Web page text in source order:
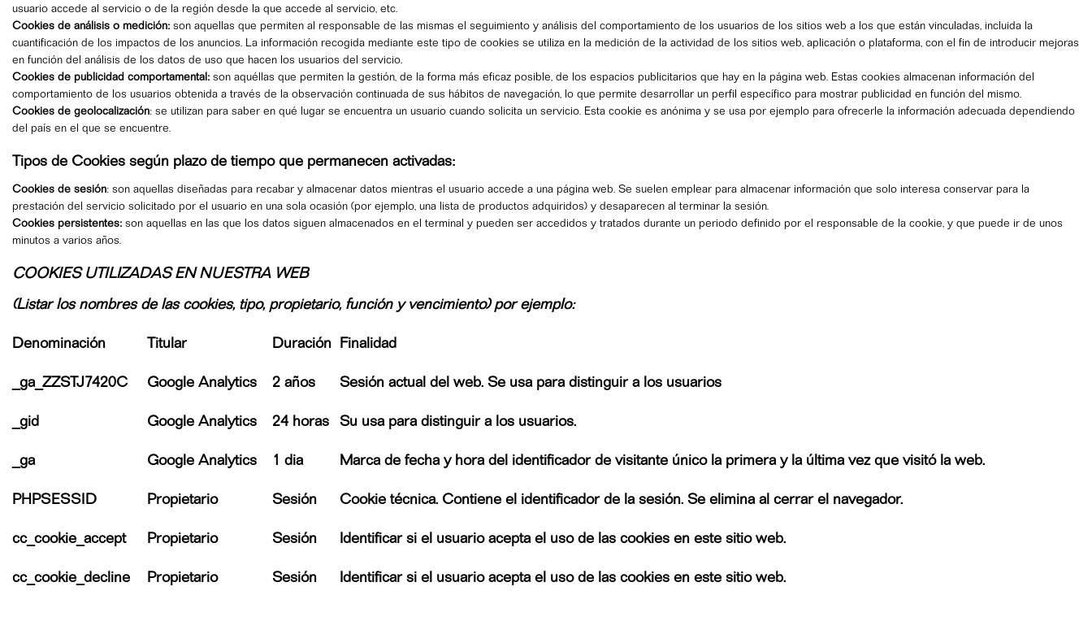
usuario accede al servicio o de la región desde la que accede al servicio, etc.
Cookies de análisis o medición: son aquellas que permiten al responsable de las mismas el seguimiento y análisis del comportamiento de los usuarios de los sitios web a los que están vinculadas, incluida la
cuantificación de los impactos de los anuncios. La información recogida mediante este tipo de cookies se utiliza en la medición de la actividad de los sitios web, aplicación o plataforma, con el fin de introducir mejoras
en función del análisis de los datos de uso que hacen los usuarios del servicio.
Cookies de publicidad comportamental: son aquéllas que permiten la gestión, de la forma más eficaz posible, de los espacios publicitarios que hay en la página web. Estas cookies almacenan información del
comportamiento de los usuarios obtenida a través de la observación continuada de sus hábitos de navegación, lo que permite desarrollar un perfil específico para mostrar publicidad en función del mismo.
Cookies de geolocalización: se utilizan para saber en qué lugar se encuentra un usuario cuando solicita un servicio. Esta cookie es anónima y se usa por ejemplo para ofrecerle la información adecuada dependiendo
del país en el que se encuentre.
Tipos de Cookies según plazo de tiempo que permanecen activadas:
Cookies de sesión: son aquellas diseñadas para recabar y almacenar datos mientras el usuario accede a una página web. Se suelen emplear para almacenar información que solo interesa conservar para la
prestación del servicio solicitado por el usuario en una sola ocasión (por ejemplo, una lista de productos adquiridos) y desaparecen al terminar la sesión.
Cookies persistentes: son aquellas en las que los datos siguen almacenados en el terminal y pueden ser accedidos y tratados durante un periodo definido por el responsable de la cookie, y que puede ir de unos
minutos a varios años.
COOKIES UTILIZADAS EN NUESTRA WEB
(Listar los nombres de las cookies, tipo, propietario, función y vencimiento) por ejemplo:
Denominación Titular Duración Finalidad
_ga_ZZSTJ7420C Google Analytics 2 años Sesión actual del web. Se usa para distinguir a los usuarios
_gid Google Analytics 24 horas Su usa para distinguir a los usuarios.
_ga Google Analytics 1 dia Marca de fecha y hora del identificador de visitante único la primera y la última vez que visitó la web.
PHPSESSID Propietario Sesión Cookie técnica. Contiene el identificador de la sesión. Se elimina al cerrar el navegador.
cc_cookie_accept Propietario Sesión Identificar si el usuario acepta el uso de las cookies en este sitio web.
cc_cookie_decline Propietario Sesión Identificar si el usuario acepta el uso de las cookies en este sitio web.